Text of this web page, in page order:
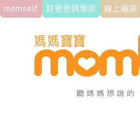
momself 好爸爸俱樂部 線上雜誌